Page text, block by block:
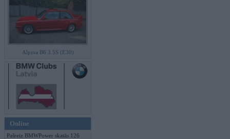
Alpina B6 3.5S (E30)
Online
Pašreiz BMWPower skatās 126